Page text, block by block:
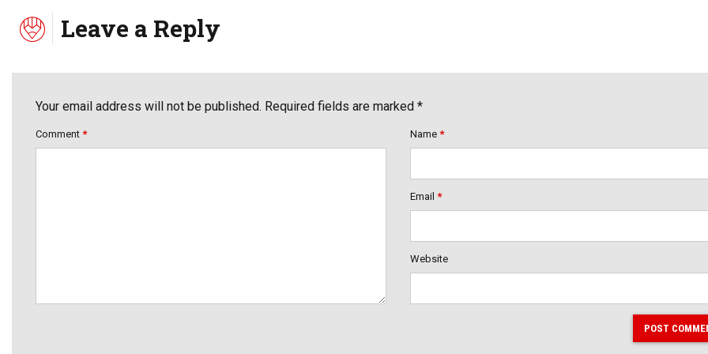
Leave a Reply
Your email address will not be published. Required fields are marked *
Comment * Name *
Email *
Website
POST